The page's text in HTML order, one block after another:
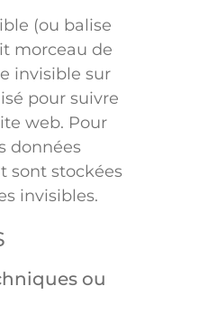
(ou balise
morceau de
invisible sur
pour suivre
web. Pour
données
sont stockées
invisibles.
ou